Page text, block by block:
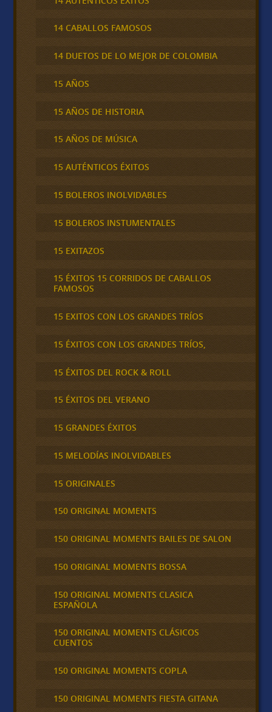
14 CABALLOS FAMOSOS
14 DUETOS DE LO MEJOR DE COLOMBIA
15 AÑOS
15 AÑOS DE HISTORIA
15 AÑOS DE MÚSICA
15 AUTÉNTICOS ÉXITOS
15 BOLEROS INOLVIDABLES
15 BOLEROS INSTUMENTALES
15 EXITAZOS
15 ÉXITOS 15 CORRIDOS DE CABALLOS
FAMOSOS
15 EXITOS CON LOS GRANDES TRÍOS
15 ÉXITOS CON LOS GRANDES TRÍOS,
15 ÉXITOS DEL ROCK & ROLL
15 ÉXITOS DEL VERANO
15 GRANDES ÉXITOS
15 MELODÍAS INOLVIDABLES
15 ORIGINALES
150 ORIGINAL MOMENTS
150 ORIGINAL MOMENTS BAILES DE SALON
150 ORIGINAL MOMENTS BOSSA
150 ORIGINAL MOMENTS CLASICA
ESPAÑOLA
150 ORIGINAL MOMENTS CLÁSICOS
CUENTOS
150 ORIGINAL MOMENTS COPLA
150 ORIGINAL MOMENTS FIESTA GITANA